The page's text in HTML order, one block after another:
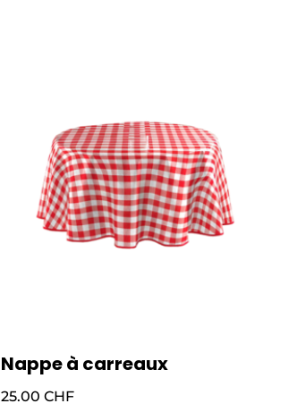
Nappe à carreaux
25.00 CHF